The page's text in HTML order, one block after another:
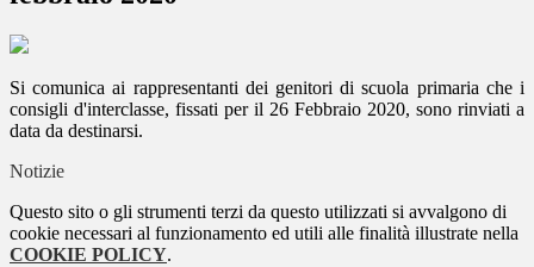
Si comunica ai rappresentanti dei genitori di scuola primaria che i
consigli d'interclasse, fissati per il 26 Febbraio 2020, sono rinviati a
data da destinarsi.
Notizie
Questo sito o gli strumenti terzi da questo utilizzati si avvalgono di
cookie necessari al funzionamento ed utili alle finalità illustrate nella
COOKIE POLICY.